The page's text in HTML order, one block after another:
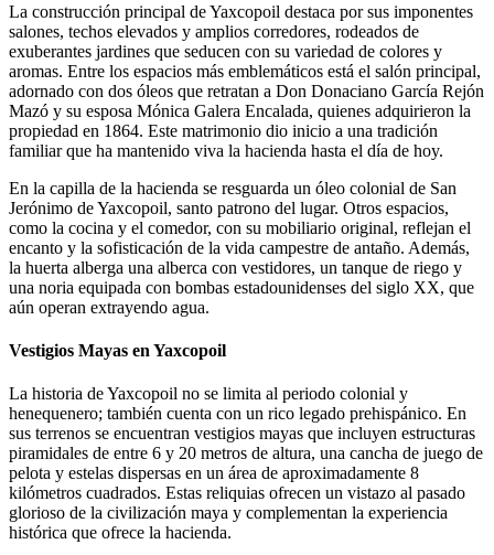
La construcción principal de Yaxcopoil destaca por sus imponentes
salones, techos elevados y amplios corredores, rodeados de
exuberantes jardines que seducen con su variedad de colores y
aromas. Entre los espacios más emblemáticos está el salón principal,
adornado con dos óleos que retratan a Don Donaciano García Rejón
Mazó y su esposa Mónica Galera Encalada, quienes adquirieron la
propiedad en 1864. Este matrimonio dio inicio a una tradición
familiar que ha mantenido viva la hacienda hasta el día de hoy.
En la capilla de la hacienda se resguarda un óleo colonial de San
Jerónimo de Yaxcopoil, santo patrono del lugar. Otros espacios,
como la cocina y el comedor, con su mobiliario original, reflejan el
encanto y la sofisticación de la vida campestre de antaño. Además,
la huerta alberga una alberca con vestidores, un tanque de riego y
una noria equipada con bombas estadounidenses del siglo XX, que
aún operan extrayendo agua.
Vestigios Mayas en Yaxcopoil
La historia de Yaxcopoil no se limita al periodo colonial y
henequenero; también cuenta con un rico legado prehispánico. En
sus terrenos se encuentran vestigios mayas que incluyen estructuras
piramidales de entre 6 y 20 metros de altura, una cancha de juego de
pelota y estelas dispersas en un área de aproximadamente 8
kilómetros cuadrados. Estas reliquias ofrecen un vistazo al pasado
glorioso de la civilización maya y complementan la experiencia
histórica que ofrece la hacienda.